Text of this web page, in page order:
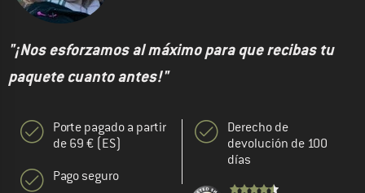
"¡Nos esforzamos al máximo para que recibas tu
paquete cuanto antes!"
Porte pagado a partir
de 69 € (ES)
Pago seguro
Derecho de
devolución de 100
días